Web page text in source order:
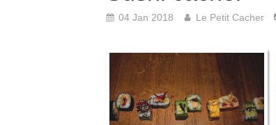
04 Jan 2018 Le Petit Cacher